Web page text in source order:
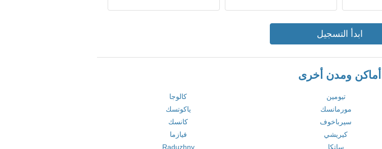
ابدأ التسجيل
أماكن ومدن أخرى
تيومين
كالوجا
مورمانسك
ياكوتسك
سيرباخوف
كانسك
كيريشي
فيازما
ساتكا Raduzhny